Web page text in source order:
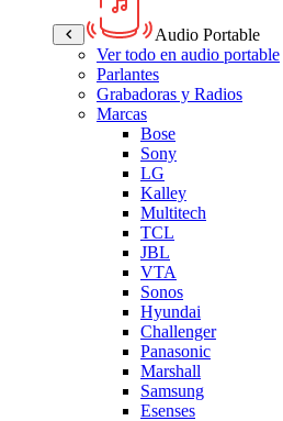
Audio Portable
Ver todo en audio portable
Parlantes
Grabadoras y Radios
Marcas
Bose
Sony
LG
Kalley
Multitech
TCL
JBL
VTA
Sonos
Hyundai
Challenger
Panasonic
Marshall
Samsung
Esenses